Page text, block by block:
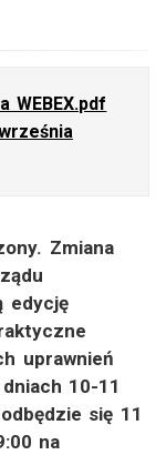
WEBEX.pdf
Zmiana
edycję
uprawnień
10-11
się 11
na